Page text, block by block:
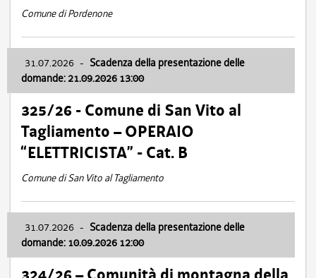
Comune di Pordenone
31.07.2026 - Scadenza della presentazione delle
domande: 21.09.2026 13:00
325/26 - Comune di San Vito al
Tagliamento – OPERAIO
“ELETTRICISTA” - Cat. B
Comune di San Vito al Tagliamento
31.07.2026 - Scadenza della presentazione delle
domande: 10.09.2026 12:00